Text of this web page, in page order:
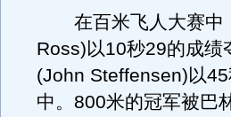
在百米飞人大赛中
Ross)以10秒29的成绩
(John Steffensen)以
中。800米的冠军被巴